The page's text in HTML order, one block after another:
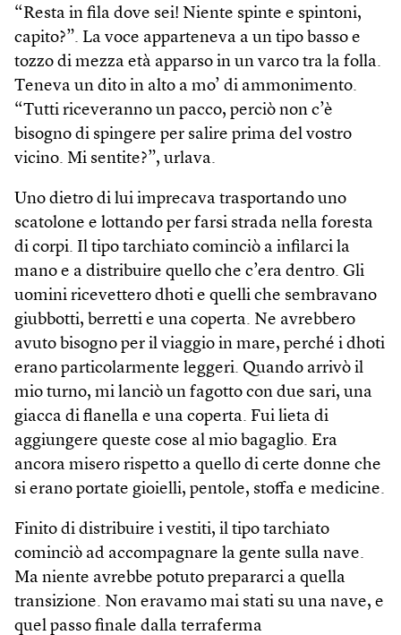
“Resta in fila dove sei! Niente spinte e spintoni,
capito?”. La voce apparteneva a un tipo basso e
tozzo di mezza età apparso in un varco tra la folla.
Teneva un dito in alto a mo’ di ammonimento.
“Tutti riceveranno un pacco, perciò non c’è
bisogno di spingere per salire prima del vostro
vicino. Mi sentite?”, urlava.
Uno dietro di lui imprecava trasportando uno
scatolone e lottando per farsi strada nella foresta
di corpi. Il tipo tarchiato cominciò a infilarci la
mano e a distribuire quello che c’era dentro. Gli
uomini ricevettero dhoti e quelli che sembravano
giubbotti, berretti e una coperta. Ne avrebbero
avuto bisogno per il viaggio in mare, perché i dhoti
erano particolarmente leggeri. Quando arrivò il
mio turno, mi lanciò un fagotto con due sari, una
giacca di flanella e una coperta. Fui lieta di
aggiungere queste cose al mio bagaglio. Era
ancora misero rispetto a quello di certe donne che
si erano portate gioielli, pentole, stoffa e medicine.
Finito di distribuire i vestiti, il tipo tarchiato
cominciò ad accompagnare la gente sulla nave.
Ma niente avrebbe potuto prepararci a quella
transizione. Non eravamo mai stati su una nave, e
quel passo finale dalla terraferma